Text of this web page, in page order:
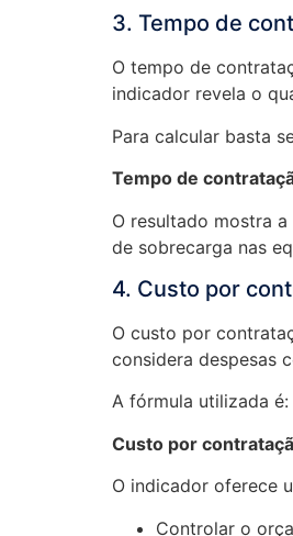
3. Tempo de
O tempo de
indicador revela o
Para calcular basta
Tempo de
O resultado mostra
de sobrecarga nas
4. Custo por
O custo por
considera despesas
A fórmula utilizada é:
Custo por
O indicador oferece
Controlar o